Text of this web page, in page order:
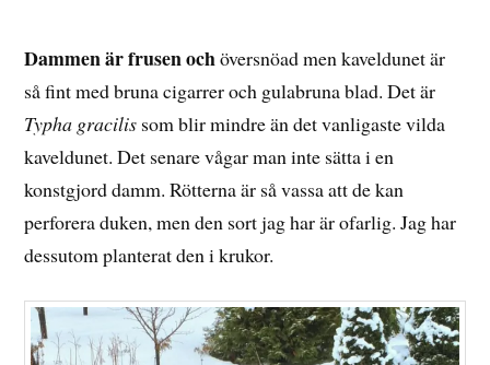
2016
Dammen är frusen ochöversnöad men kaveldunet är
så fint med bruna cigarrer och gulabruna blad. Det är
Typha gracilis som blir mindre än det vanligaste vilda
kaveldunet. Det senare vågar man inte sätta i en
konstgjord damm. Rötterna är så vassa att de kan
perforera duken, men den sort jag har är ofarlig. Jag har
dessutom planterat den i krukor.